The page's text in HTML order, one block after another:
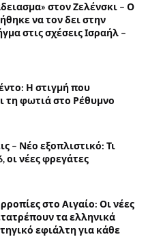
στον Ζελένσκι – Ο
να τον δει στην
στις σχέσεις Ισραήλ –
Η στιγμή που
τη φωτιά στο Ρέθυμνο
– Νέο εξοπλιστικό: Τι
οι νέες φρεγάτες
στο Αιγαίο: Οι νέες
τα ελληνικά
εφιάλτη για κάθε